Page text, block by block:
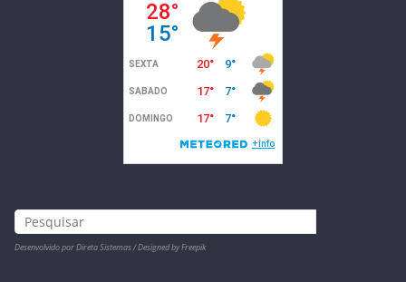
Desenvolvido por Direta Sistemas /Designed by Freepik